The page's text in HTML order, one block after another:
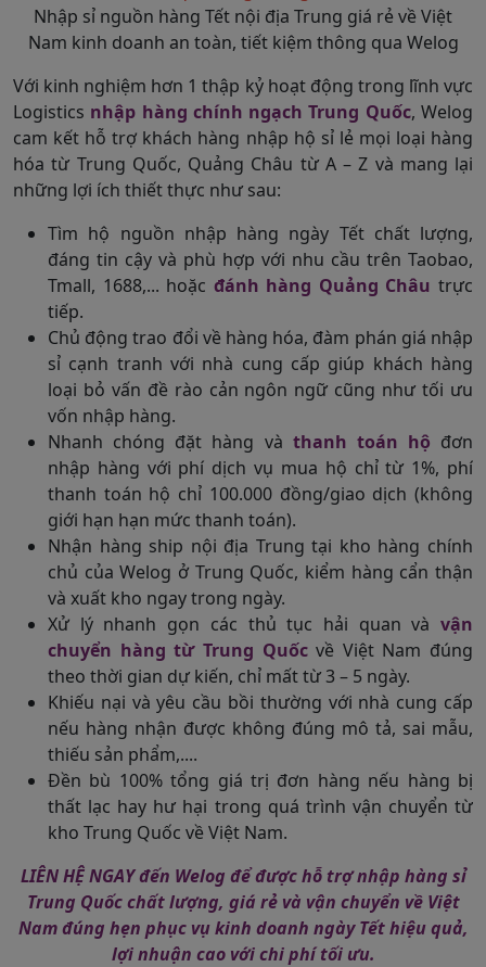
Nhập sỉ nguồn hàng Tết nội địa Trung giá rẻ về Việt
Nam kinh doanh an toàn, tiết kiệm thông qua Welog
Với kinh nghiệm hơn 1 thập kỷ hoạt động trong lĩnh vực
Logistics nhập hàng chính ngạch Trung Quốc, Welog
cam kết hỗ trợ khách hàng nhập hộ sỉ lẻ mọi loại hàng
hóa từ Trung Quốc, Quảng Châu từ A – Z và mang lại
những lợi ích thiết thực như sau:
Tìm hộ nguồn nhập hàng ngày Tết chất lượng,
đáng tin cậy và phù hợp với nhu cầu trên Taobao,
Tmall, 1688,... hoặc đánh hàng Quảng Châu trực
tiếp.
Chủ động trao đổi về hàng hóa, đàm phán giá nhập
sỉ cạnh tranh với nhà cung cấp giúp khách hàng
loại bỏ vấn đề rào cản ngôn ngữ cũng như tối ưu
vốn nhập hàng.
Nhanh chóng đặt hàng và thanh toán hộ đơn
nhập hàng với phí dịch vụ mua hộ chỉ từ 1%, phí
thanh toán hộ chỉ 100.000 đồng/giao dịch (không
giới hạn hạn mức thanh toán).
Nhận hàng ship nội địa Trung tại kho hàng chính
chủ của Welog ở Trung Quốc, kiểm hàng cẩn thận
và xuất kho ngay trong ngày.
Xử lý nhanh gọn các thủ tục hải quan và vận
chuyển hàng từ Trung Quốcvề Việt Nam đúng
theo thời gian dự kiến, chỉ mất từ 3 – 5 ngày.
Khiếu nại và yêu cầu bồi thường với nhà cung cấp
nếu hàng nhận được không đúng mô tả, sai mẫu,
thiếu sản phẩm,....
Đền bù 100% tổng giá trị đơn hàng nếu hàng bị
thất lạc hay hư hại trong quá trình vận chuyển từ
kho Trung Quốc về Việt Nam.
LIÊN HỆ NGAY đến Welog để được hỗ trợ nhập hàng sỉ
Trung Quốc chất lượng, giá rẻ và vận chuyển về Việt
Nam đúng hẹn phục vụ kinh doanh ngày Tết hiệu quả,
lợi nhuận cao với chi phí tối ưu.